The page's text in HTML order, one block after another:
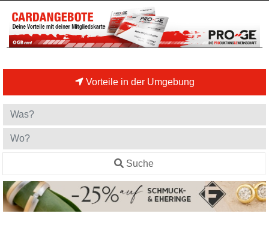
Vorteile in der Umgebung
Suche